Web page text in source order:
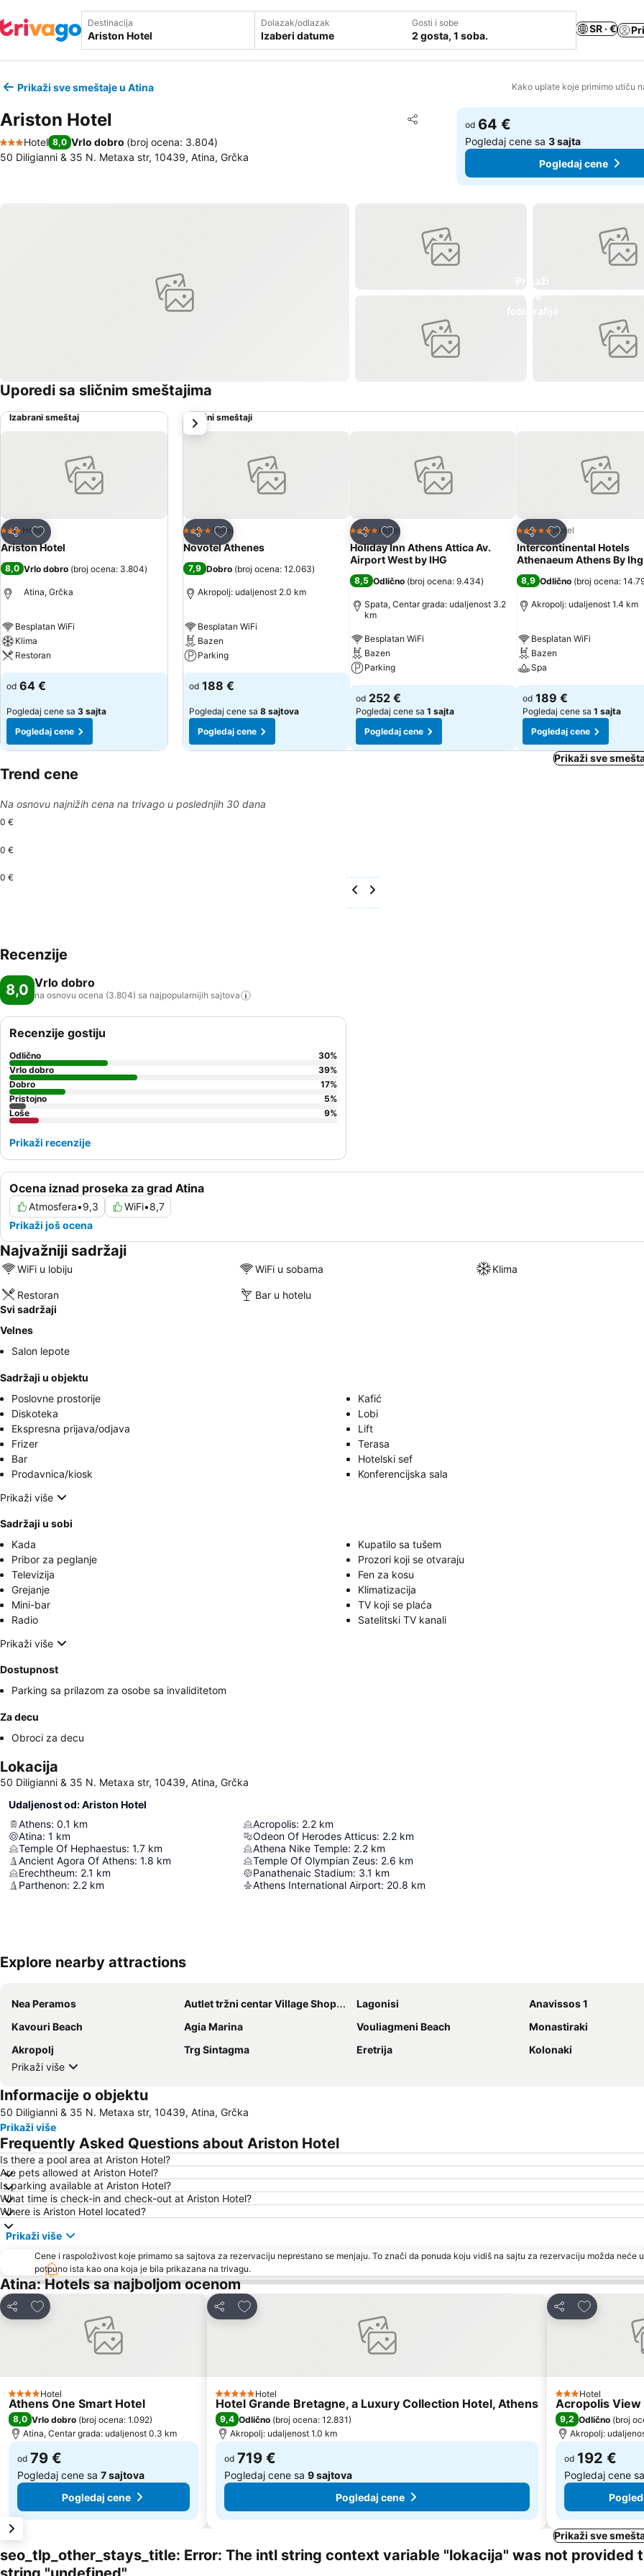
Destinacija Dolazak/odlazak
Izaberi datume
Gosti i sobe
2 gosta, 1 soba.
SR · €
Prikaži sve smeštaje u Atina Kako uplate koje primimo utiču
Ariston Hotel Deli
Dodati u favorite
3 Zvezdice
Hotel 8,0 Vrlo dobro (broj ocena: 3.804)
50 Diligianni & 35 N. Metaxa str, 10439, Atina, Grčka
od 64 €
Pogledaj cene sa3 sajta
Pogledaj cene
Uporedi sa sličnim smeštajima
Izabrani smeštaj
Deli
Dodati u favorite
3 Zvezdice
Hotel
Ariston Hotel
8,0 Vrlo dobro (broj ocena: 3.804)
Atina, Grčka
Besplatan WiFi
Klima
Restoran
od 64 €
Pogledaj cene sa 3 sajta
Pogledaj cene
Slični smeštaji
Deli
Dodati u favorite
4 Zvezdice
Hotel
Novotel Athenes
7,9 Dobro (broj ocena: 12.063)
Akropolj: udaljenost 2.0 km
Besplatan WiFi
Bazen
Parking
od 188 €
Pogledaj cene sa 8 sajtova
Pogledaj cene
Deli
Dodati u favorite
4 Zvezdice
Hotel
Holiday Inn Athens Attica Av.
Airport West by IHG
8,5 Odlično (broj ocena: 9.434)
Spata, Centar grada: udaljenost 3.2
km
Besplatan WiFi
Bazen
Parking
od 252 €
Pogledaj cene sa 1 sajta
Pogledaj cene
Deli
Dodati u favorite
5 ZvezdiceHotel
Intercontinental Hotels
Athenaeum Athens By Ihg
8,9 Odlično (broj ocena:
Akropolj: udaljenost 1.4 km
Besplatan WiFi
Bazen
Spa
od 189 €
Pogledaj cene sa 1 sajta
Pogledaj cene
sledeće
Prikaži sve
Trend cene
Na osnovu najnižih cena na trivago u poslednjih 30 dana
0 €
0 €
0 €
Recenzije
8,0 Vrlo dobro
na osnovu ocena (3.804) sa najpopularnijih sajtova
Ocena iznad proseka za grad Atina
Atmosfera•9,3 WiFi•8,7
Prikaži još ocena
Recenzije gostiju
Odlično 30%
Vrlo dobro
39%
Dobro
17%
Pristojno
5%
Loše
9%
Prikaži recenzije
Najvažniji sadržaji
WiFi u lobiju WiFi u sobama Klima
Restoran
Bar u hotelu
Svi sadržaji
Velnes
Salon lepote
Sadržaji u objektu
Poslovne prostorije
Kafić
Diskoteka
Lobi
Ekspresna prijava/odjava
Lift
Frizer
Terasa
Bar
Hotelski sef
Prodavnica/kiosk
Konferencijska sala
Prikaži više
Sadržaji u sobi
Kada
Kupatilo sa tušem
Pribor za peglanje
Prozori koji se otvaraju
Televizija
Fen za kosu
Grejanje
Klimatizacija
Mini-bar
TV koji se plaća
Radio
Satelitski TV kanali
Prikaži više
Dostupnost
Parking sa prilazom za osobe sa invaliditetom
Za decu
Obroci za decu
Lokacija
50 Diligianni & 35 N. Metaxa str, 10439, Atina, Grčka
Udaljenost od: Ariston Hotel
Athens: 0.1 km
Atina: 1 km
Temple Of Hephaestus: 1.7 km
Ancient Agora Of Athens: 1.8 km
Erechtheum: 2.1 km
Parthenon: 2.2 km
Acropolis: 2.2 km
Odeon Of Herodes Atticus: 2.2 km
Athena Nike Temple: 2.2 km
Temple Of Olympian Zeus: 2.6 km
Panathenaic Stadium: 3.1 km
Athens International Airport: 20.8 km
Explore nearby attractions
Nea Peramos Autlet tržni centar Village Shopping & More Lagonisi
Anavissos 1
Kavouri Beach
Agia Marina Vouliagmeni Beach
Monastiraki
Akropolj
Trg Sintagma Eretrija
Kolonaki
Prikaži više
Informacije o objektu
50 Diligianni & 35 N. Metaxa str, 10439, Atina, Grčka
Prikaži više
Frequently Asked Questions about Ariston Hotel
Is there a pool area at Ariston Hotel?
Are pets allowed at Ariston Hotel?
Is parking available at Ariston Hotel?
What time is check-in and check-out at Ariston Hotel?
Where is Ariston Hotel located?
Prikaži više
Cene i raspoloživost koje primamo sa sajtova za rezervaciju neprestano se menjaju. To znači da ponuda koju vidiš na sajtu za rezervaciju možda neće
potpuno ista kao ona koja je bila prikazana na trivagu.
Atina: Hotels sa najboljom ocenom
Deli
Dodati u favorite
4 Zvezdice
Hotel
Athens One Smart Hotel
8,0 Vrlo dobro (broj ocena: 1.092)
Atina, Centar grada: udaljenost 0.3 km
od 79 €
Pogledaj cene sa 7 sajtova
Pogledaj cene
Deli
Dodati u favorite
5 Zvezdice
Hotel
Hotel Grande Bretagne, a Luxury Collection Hotel, Athens
9,4 Odlično (broj ocena: 12.831)
Akropolj: udaljenost 1.0 km
od 719 €
Pogledaj cene sa 9 sajtova
Pogledaj cene
Deli
Dodati u
3 Zvezdice
Hotel
Acropolis View
9,2 Odlično (broj
Akropolj:
od 192 €
Pogledaj cene sa
Prikaži sve
seo_tlp_other_stays_title: Error: The intl string context variable "lokacija" was not provided